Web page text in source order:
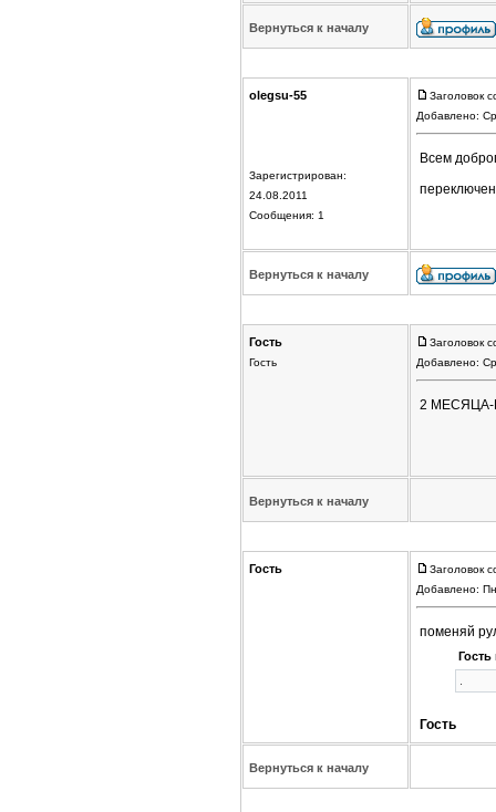
Вернуться к началу
olegsu-55
Зарегистрирован:
24.08.2011
Сообщения: 1
Заголовок
Добавлено:
Всем
Вернуться к началу
Гость
Гость
Заголовок
Добавлено:
2
Вернуться к началу
Гость
Заголовок
Добавлено:
поменяй
Гость
Вернуться к началу